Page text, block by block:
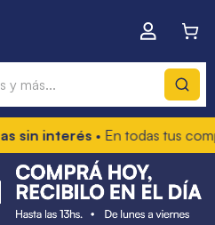
interés• En todas tus compras